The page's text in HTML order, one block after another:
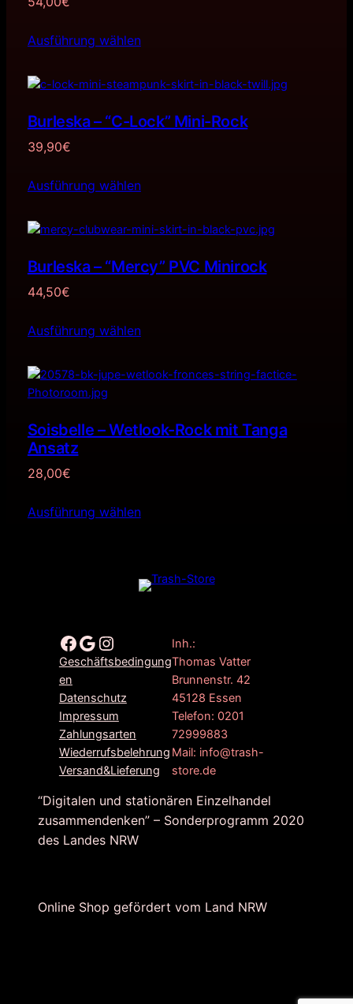
Ausführung wählen
Burleska – “C-Lock” Mini-Rock
39,90€
Ausführung wählen
Burleska – “Mercy” PVC Minirock
44,50€
Ausführung wählen
Soisbelle – Wetlook-Rock mit Tanga
Ansatz
28,00€
Ausführung wählen
Facebook Google Instagram
Geschäftsbedingung
en
Datenschutz
Impressum
Zahlungsarten
Wiederrufsbelehrung
Versand&Lieferung
Inh.:
Thomas Vatter
Brunnenstr. 42
45128 Essen
Telefon: 0201
72999883
Mail: info@trash-
store.de
“Digitalen und stationären Einzelhandel
zusammendenken” – Sonderprogramm 2020
des Landes NRW
Online Shop gefördert vom Land NRW